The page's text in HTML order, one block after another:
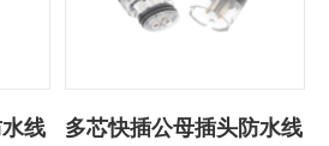
线 多芯快插公母插头防水线